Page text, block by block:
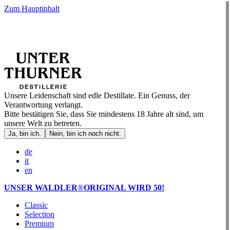
Zum Hauptinhalt
Unsere Leidenschaft sind edle Destillate. Ein Genuss, der
Verantwortung verlangt.
Bitte bestätigen Sie, dass Sie mindestens 18 Jahre alt sind, um
unsere Welt zu betreten.
Ja, bin ich. Nein, bin ich noch nicht.
de
it
en
UNSER WALDLER®ORIGINAL WIRD 50!
Classic
Selection
Premium